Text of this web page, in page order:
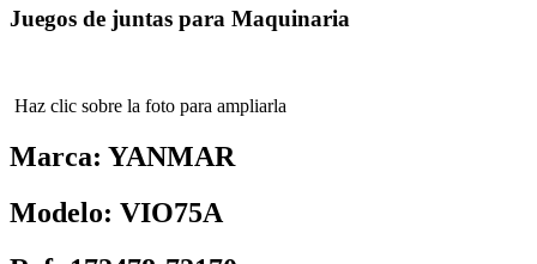
Juegos de juntas para Maquinaria
Haz clic sobre la foto para ampliarla
Marca: YANMAR
Modelo: VIO75A